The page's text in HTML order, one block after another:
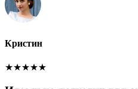
Кристин
★★★★★